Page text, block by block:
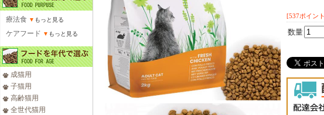
療法食 ▼ もっと見る
ケアフード ▼ もっと見る
成猫用
子猫用
高齢猫用
全世代猫用
[537ポイン
数量